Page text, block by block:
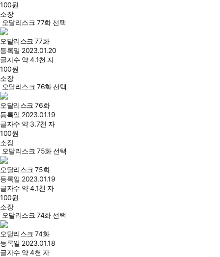
100원
소장
오달리스크 77화 선택
오달리스크 77화
등록일 2023.01.20
글자수 약 4.1천 자
100원
소장
오달리스크 76화 선택
오달리스크 76화
등록일 2023.01.19
글자수 약 3.7천 자
100원
소장
오달리스크 75화 선택
오달리스크 75화
등록일 2023.01.19
글자수 약 4.1천 자
100원
소장
오달리스크 74화 선택
오달리스크 74화
등록일 2023.01.18
글자수 약 4천 자